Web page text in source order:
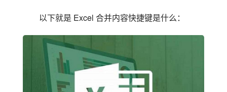
以下就是 Excel 合并内容快捷键是什么：